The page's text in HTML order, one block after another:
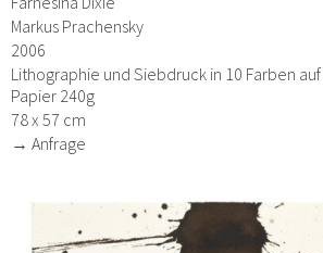
Markus Prachensky
2006
Lithographie und Siebdruck in 10 Farben
Papier 240g
78 x 57 cm
→ Anfrage